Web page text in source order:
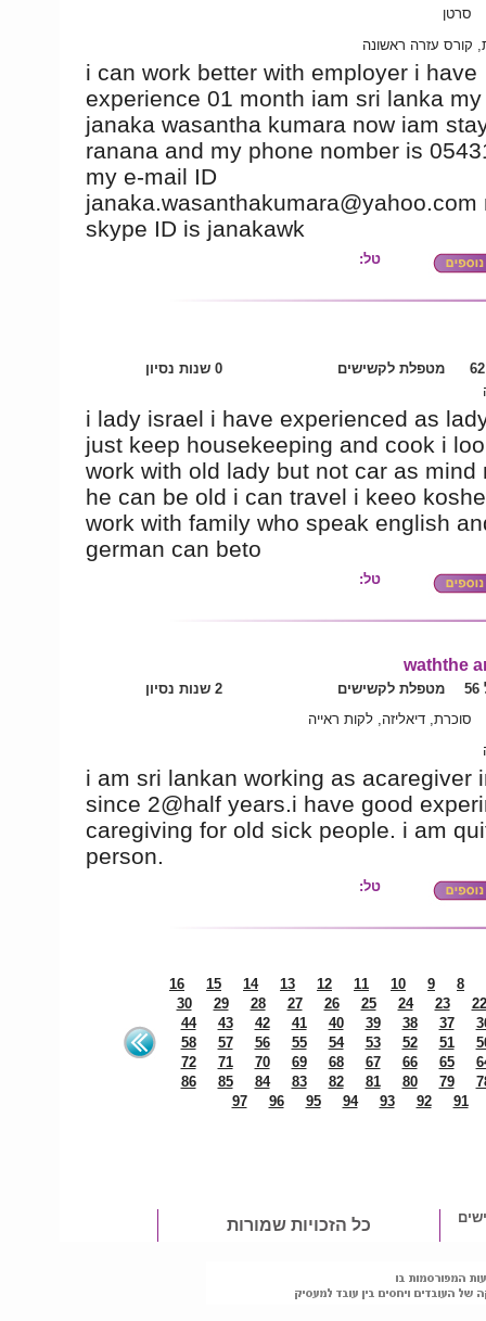
סרטן
קורס עזרה ראשונה
i can work better with employer i have
experience 01 month iam sri lanka
janaka wasantha kumara now iam
ranana and my phone nomber is
my e-mail ID
janaka.wasanthakumara@yahoo.com
skype ID is janakawk
טל:
מטפלת לקשישים
0 שנות נסיון
i lady israel i have experienced as
just keep housekeeping and cook i
work with old lady but not car as mind
he can be old i can travel i keeo
work with family who speak english
german can beto
טל:
waththe
מטפלת לקשישים
2 שנות נסיון
סוכרת, דיאליזה, לקות ראייה
i am sri lankan working as acaregiver
since 2@half years.i have good
caregiving for old sick people. i am
person.
טל:
8
9
10
11
12
13
14
15
16
22
23
24
25
26
27
28
29
30
37
38
39
40
41
42
43
44
51
52
53
54
55
56
57
58
65
66
67
68
69
70
71
72
79
80
81
82
83
84
85
86
91
92
93
94
95
96
97
כל הזכויות שמורות